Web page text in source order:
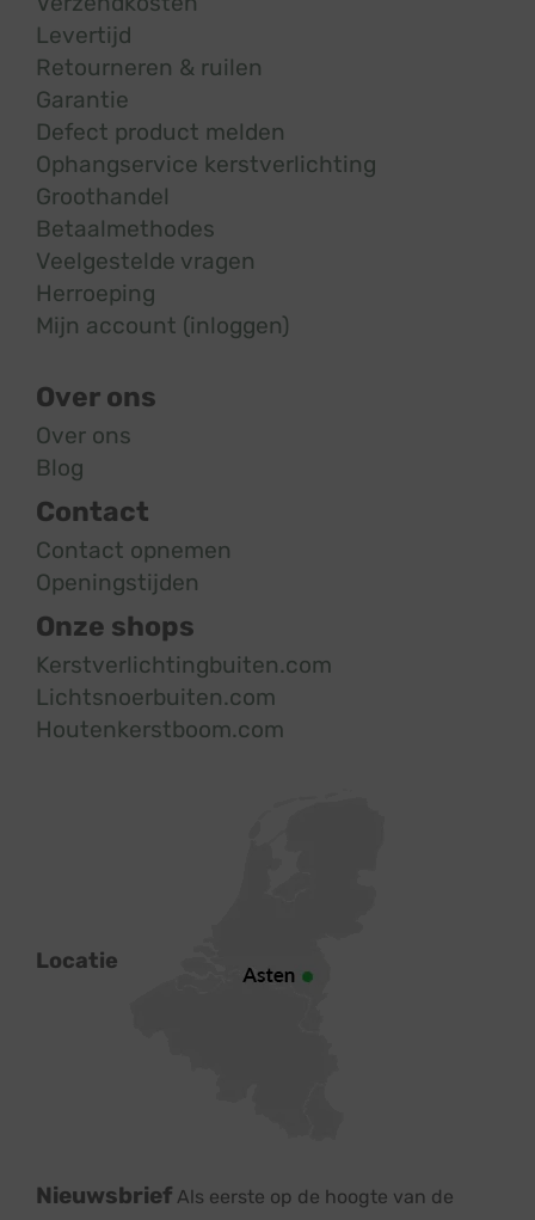
Levertijd
Retourneren & ruilen
Garantie
Defect product melden
Ophangservice kerstverlichting
Groothandel
Betaalmethodes
Veelgestelde vragen
Herroeping
Mijn account (inloggen)
Over ons
Over ons
Blog
Contact
Contact opnemen
Openingstijden
Onze shops
Kerstverlichtingbuiten.com
Lichtsnoerbuiten.com
Houtenkerstboom.com
Locatie
Nieuwsbrief Als eerste op de hoogte van de